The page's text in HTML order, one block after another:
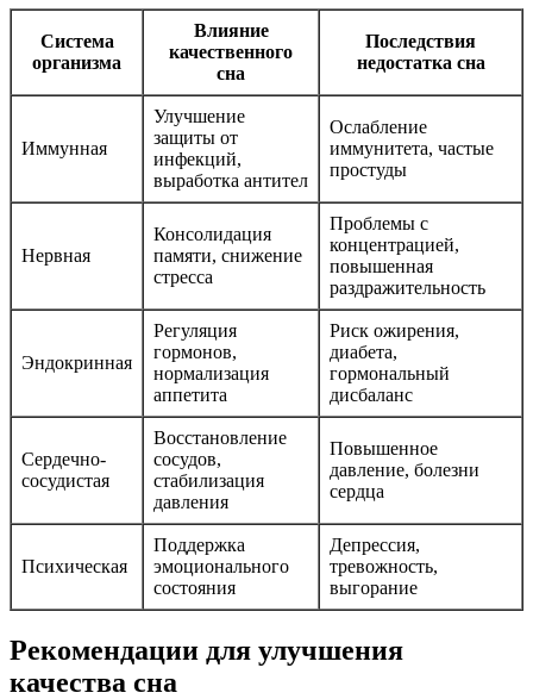
Система
организма
Влияние
качественного
сна
Последствия
недостатка сна
Иммунная
Улучшение
защиты от
инфекций,
выработка антител
Ослабление
иммунитета, частые
простуды
Нервная
Консолидация
памяти, снижение
стресса
Проблемы с
концентрацией,
повышенная
раздражительность
Эндокринная
Регуляция
гормонов,
нормализация
аппетита
Риск ожирения,
диабета,
гормональный
дисбаланс
Сердечно-
сосудистая
Восстановление
сосудов,
стабилизация
давления
Повышенное
давление, болезни
сердца
Психическая
Поддержка
эмоционального
состояния
Депрессия,
тревожность,
выгорание
Рекомендации для улучшения
качества сна